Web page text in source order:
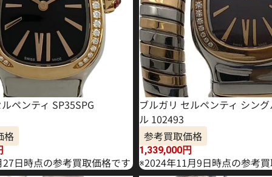
ペンティ SP35SPG
格
日時点の参考買取価格です
ブルガリ セルペンティ シン
ル 102493
参考買取価格
1,339,000円
※2024年11月9日時点の参考